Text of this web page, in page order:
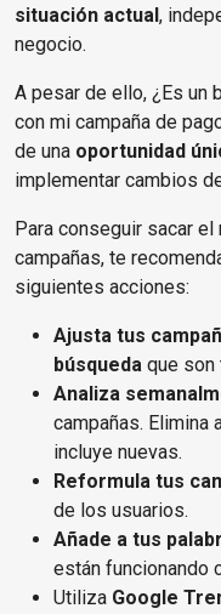
situación actual ,
negocio.
A pesar de ello, ¿Es un
con mi campaña de
de una oportunidad
implementar cambios
Para conseguir sacar
campañas, te
siguientes acciones:
Ajusta tus
búsqueda que son
Analiza
campañas. Elimina
incluye nuevas.
Reformula tus
de los usuarios.
Añade a tus
están funcionando
Utiliza Google